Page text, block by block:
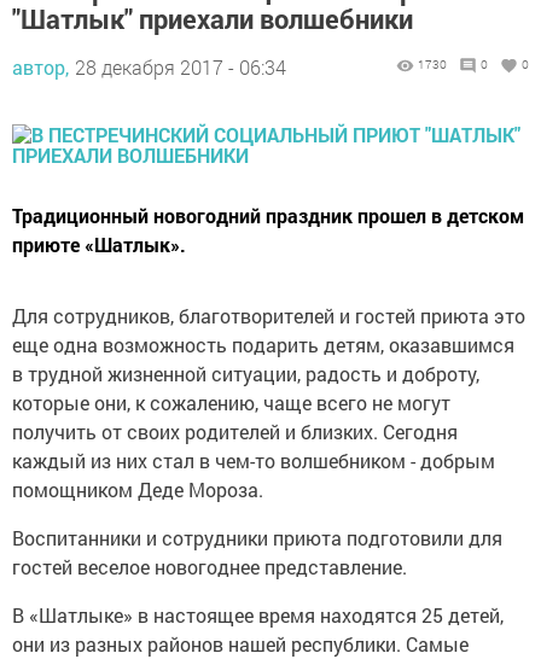
"Шатлык" приехали волшебники
автор, 28 декабря 2017 - 06:34 1730 0 0
Традиционный новогодний праздник прошел в детском
приюте «Шатлык».
Для сотрудников, благотворителей и гостей приюта это
еще одна возможность подарить детям, оказавшимся
в трудной жизненной ситуации, радость и доброту,
которые они, к сожалению, чаще всего не могут
получить от своих родителей и близких. Сегодня
каждый из них стал в чем-то волшебником - добрым
помощником Деде Мороза.
Воспитанники и сотрудники приюта подготовили для
гостей веселое новогоднее представление.
В «Шатлыке» в настоящее время находятся 25 детей,
они из разных районов нашей республики. Самые